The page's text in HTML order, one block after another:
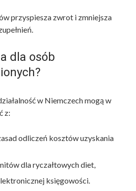
przyspiesza zwrot i zmniejsza
dla osób
w Niemczech mogą w
z:
odliczeń kosztów uzyskania
dla ryczałtowych diet,
księgowości.